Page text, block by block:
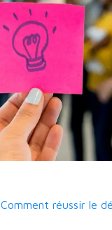
Comment réussir le